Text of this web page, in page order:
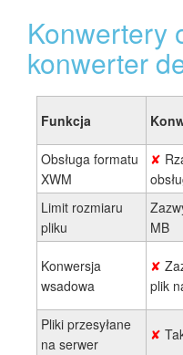
Konwertery
konwerter
Funkcja
Obsługa formatu
XWM
✘
Limit rozmiaru
pliku
MB
Konwersja
wsadowa
✘
plik
Pliki przesyłane
na serwer
✘